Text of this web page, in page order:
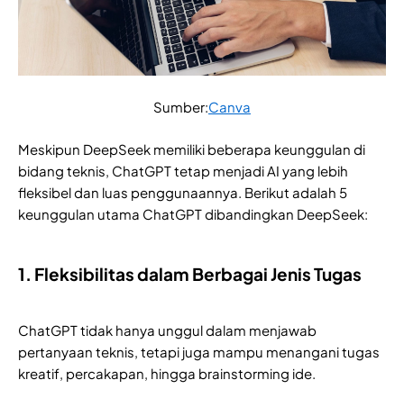
Sumber:Canva
Meskipun DeepSeek memiliki beberapa keunggulan di
bidang teknis, ChatGPT tetap menjadi AI yang lebih
fleksibel dan luas penggunaannya. Berikut adalah 5
keunggulan utama ChatGPT dibandingkan DeepSeek:
1. Fleksibilitas dalam Berbagai Jenis Tugas
ChatGPT tidak hanya unggul dalam menjawab
pertanyaan teknis, tetapi juga mampu menangani tugas
kreatif, percakapan, hingga brainstorming ide.